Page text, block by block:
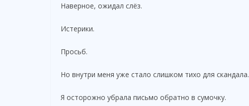
Наверное, ожидал слёз.
Истерики.
Просьб.
Но внутри меня уже стало слишком тихо для скандала.
Я осторожно убрала письмо обратно в сумочку.